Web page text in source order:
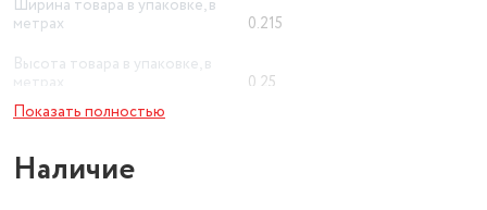
Ширина товара в упаковке, в
метрах
0.215
Высота товара в упаковке, в
0.25
Объем товара в упаковке, в
Показать полностью
Наличие